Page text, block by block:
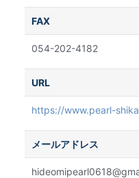
FAX
054-202-4182
URL
https://www.pearl-
メールアドレス